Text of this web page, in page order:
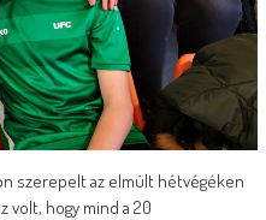
szerepelt az elmúlt hétvégéken
volt, hogy mind a 20